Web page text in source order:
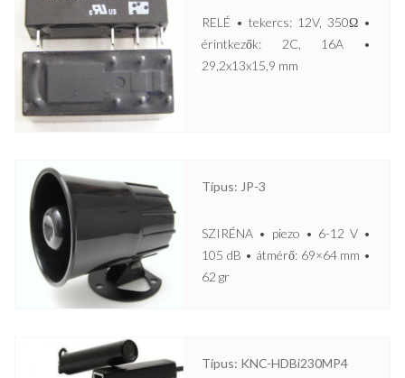
RELÉ • tekercs: 12V, 350Ω •
érintkezők: 2C, 16A •
29,2x13x15,9 mm
Típus: JP-3
SZIRÉNA • piezo • 6-12 V •
105 dB • átmérő: 69×64 mm •
62 gr
Típus: KNC-HDBi230MP4